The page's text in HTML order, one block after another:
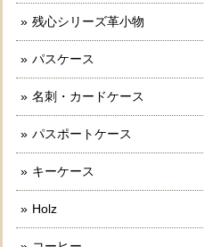
残心シリーズ革小物
パスケース
名刺・カードケース
パスポートケース
キーケース
Holz